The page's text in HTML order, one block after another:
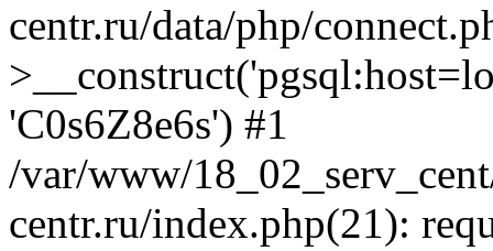
centr.ru/data/php/
'C0s6Z8e6s') #1
/var/www/
centr.ru/index.php(21):